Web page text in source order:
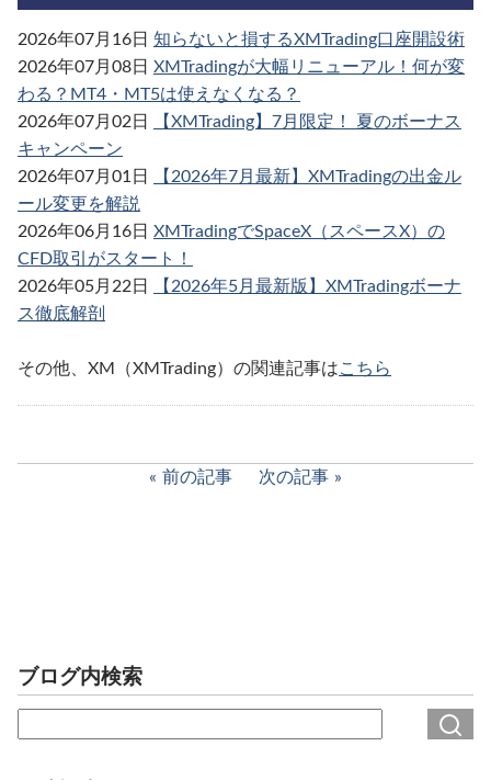
2026年07月16日 知らないと損するXMTrading口座開設術
2026年07月08日 XMTradingが大幅リニューアル！何が変
わる？MT4・MT5は使えなくなる？
2026年07月02日
【XMTrading】7月限定！ 夏のボーナス
キャンペーン
2026年07月01日
【2026年7月最新】XMTradingの出金ル
ール変更を解説
2026年06月16日 XMTradingでSpaceX（スペースX）の
CFD取引がスタート！
2026年05月22日
【2026年5月最新版】XMTradingボーナ
ス徹底解剖
その他、XM（XMTrading）の関連記事はこちら
前の記事 次の記事
ブログ内検索